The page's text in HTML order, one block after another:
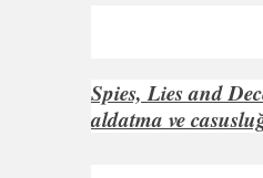
Spies, Lies and
aldatma ve